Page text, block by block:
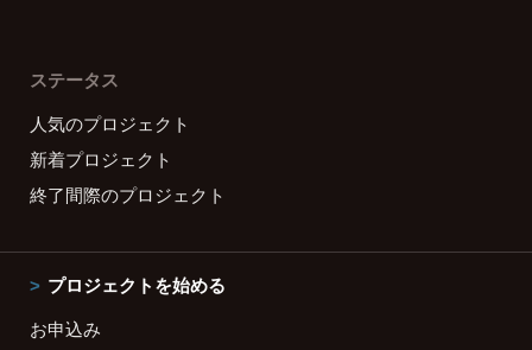
ステータス
人気のプロジェクト
新着プロジェクト
終了間際のプロジェクト
プロジェクトを始める
お申込み